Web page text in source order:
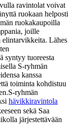
ravintolat voivat
ruokaan helposti
ruokakaupoilla
joille
elintarvikkeita. Lähes
syntyy tuoreesta
S-ryhmän
kanssa
toiminta kohdistuu
S-ryhmän
hävikkiravintola
sekä Saa
järjestettävään